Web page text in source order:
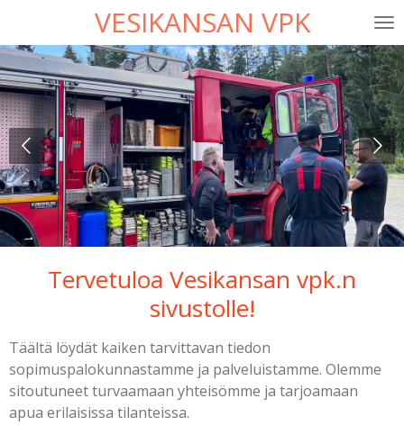
VESIKANSAN VPK
Tervetuloa Vesikansan vpk.n
sivustolle!
Täältä löydät kaiken tarvittavan tiedon
sopimuspalokunnastamme ja palveluistamme. Olemme
sitoutuneet turvaamaan yhteisömme ja tarjoamaan
apua erilaisissa tilanteissa.